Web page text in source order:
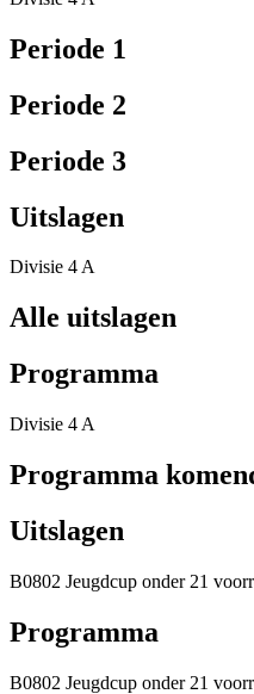
Periode 1
Periode 2
Periode 3
Uitslagen
Divisie 4 A
Alle uitslagen
Programma
Divisie 4 A
Programma
Uitslagen
B0802 Jeugdcup onder 21
Programma
B0802 Jeugdcup onder 21